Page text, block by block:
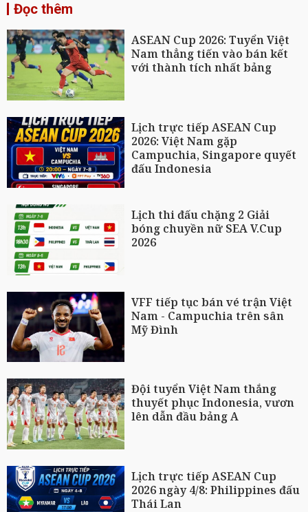
Đọc thêm
ASEAN Cup 2026: Tuyển Việt
Nam thẳng tiến vào bán kết
với thành tích nhất bảng
Lịch trực tiếp ASEAN Cup
2026: Việt Nam gặp
Campuchia, Singapore quyết
đấu Indonesia
Lịch thi đấu chặng 2 Giải
bóng chuyền nữ SEA V.Cup
2026
VFF tiếp tục bán vé trận Việt
Nam - Campuchia trên sân
Mỹ Đình
Đội tuyển Việt Nam thắng
thuyết phục Indonesia, vươn
lên dẫn đầu bảng A
Lịch trực tiếp ASEAN Cup
2026 ngày 4/8: Philippines đấu
Thái Lan